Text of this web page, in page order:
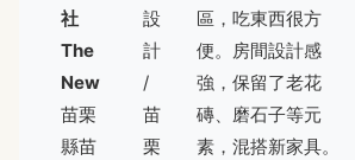
社
The
New
苗栗
縣苗
設
計
/
苗
栗
區，吃東西很方
便。房間設計感
強，保留了老花
磚、磨石子等元
素，混搭新家具。